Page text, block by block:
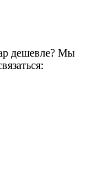
дешевле? Мы